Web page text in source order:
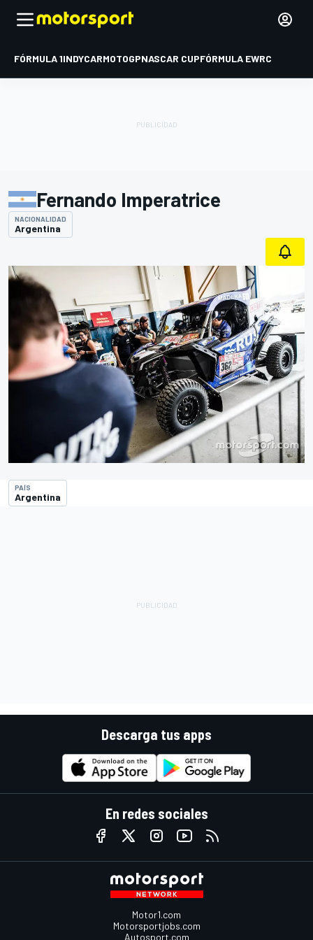
FÓRMULA 1INDYCARMOTOGPNASCAR CUPFÓRMULA EWRC
Fernando Imperatrice
NACIONALIDAD
Argentina
PAÍS
Argentina
Descarga tus apps
En redes sociales
Motor1.com
Motorsportjobs.com
Autosport.com